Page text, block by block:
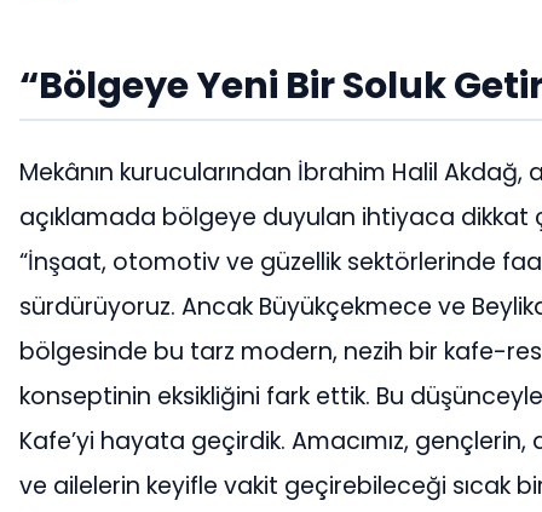
“Bölgeye Yeni Bir Soluk
Mekânın kurucularından İbrahim Halil Akdağ,
açıklamada bölgeye duyulan ihtiyaca dikkat
“İnşaat, otomotiv ve güzellik sektörlerinde
sürdürüyoruz. Ancak Büyükçekmece ve
bölgesinde bu tarz modern, nezih bir kafe-
konseptinin eksikliğini fark ettik. Bu
Kafe’yi hayata geçirdik. Amacımız, gençlerin,
ve ailelerin keyifle vakit geçirebileceği sıcak